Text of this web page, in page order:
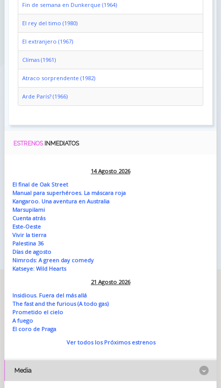
Fin de semana en Dunkerque (1964)
El rey del timo (1980)
El extranjero (1967)
Clímas (1961)
Atraco sorprendente (1982)
Arde París? (1966)
ESTRENOS INMEDIATOS
14 Agosto 2026
El final de Oak Street
Manual para superhéroes. La máscara roja
Kangaroo. Una aventura en Australia
Marsupilami
Cuenta atrás
Este-Oeste
Vivir la tierra
Palestina 36
Días de agosto
Nimrods: A green day comedy
Katseye: Wild Hearts
21 Agosto 2026
Insidious. Fuera del más allá
The fast and the furious (A todo gas)
Prometido el cielo
A fuego
El coro de Praga
Ver todos los Próximos estrenos
Media